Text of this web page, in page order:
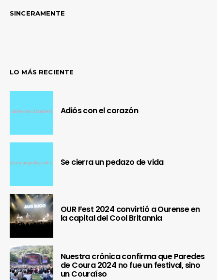
SINCERAMENTE
LO MÁS RECIENTE
Adiós con el corazón
Se cierra un pedazo de vida
OUR Fest 2024 convirtió a Ourense en
la capital del Cool Britannia
Nuestra crónica confirma que Paredes
de Coura 2024 no fue un festival, sino
un Couraíso